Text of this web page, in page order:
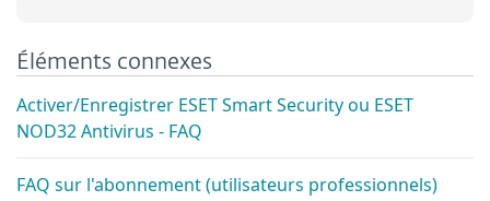
Éléments connexes
Activer/Enregistrer ESET Smart Security ou ESET
NOD32 Antivirus - FAQ
FAQ sur l'abonnement (utilisateurs professionnels)